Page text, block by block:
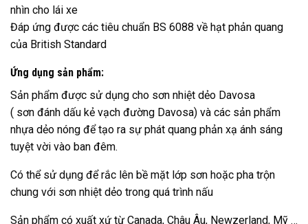
nhìn cho lái xe
Đáp ứng được các tiêu chuẩn BS 6088 về hạt phản quang
của British Standard
Ứng dụng sản phẩm:
Sản phẩm được sử dụng cho sơn nhiệt dẻo Davosa
( sơn đánh dấu kẻ vạch đường Davosa) và các sản phẩm
nhựa dẻo nóng để tạo ra sự phát quang phản xạ ánh sáng
tuyệt vời vào ban đêm.
Có thể sử dụng để rắc lên bề mặt lớp sơn hoặc pha trộn
chung với sơn nhiệt dẻo trong quá trình nấu
Sản phẩm có xuất xứ từ Canada, Châu Âu, Newzerland, Mỹ …